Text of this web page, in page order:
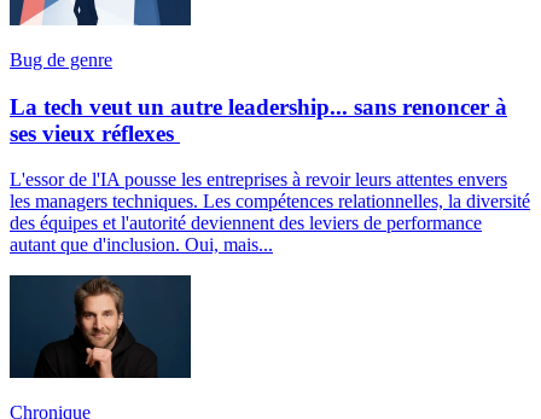
Bug de genre
La tech veut un autre leadership... sans renoncer à
ses vieux réflexes
L'essor de l'IA pousse les entreprises à revoir leurs attentes envers
les managers techniques. Les compétences relationnelles, la diversité
des équipes et l'autorité deviennent des leviers de performance
autant que d'inclusion. Oui, mais...
Chronique